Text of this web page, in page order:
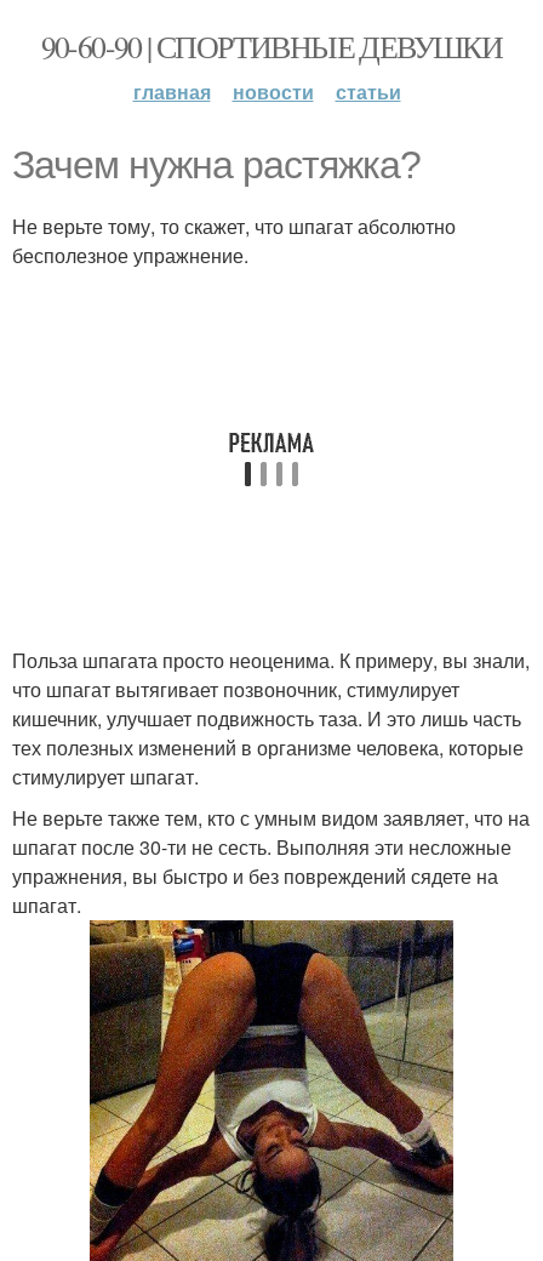
90-60-90 | СПОРТИВНЫЕ ДЕВУШКИ
главная новости статьи
Зачем нужна растяжка?
Не верьте тому, то скажет, что шпагат абсолютно
бесполезное упражнение.
Польза шпагата просто неоценима. К примеру, вы знали,
что шпагат вытягивает позвоночник, стимулирует
кишечник, улучшает подвижность таза. И это лишь часть
тех полезных изменений в организме человека, которые
стимулирует шпагат.
Не верьте также тем, кто с умным видом заявляет, что на
шпагат после 30-ти не сесть. Выполняя эти несложные
упражнения, вы быстро и без повреждений сядете на
шпагат.